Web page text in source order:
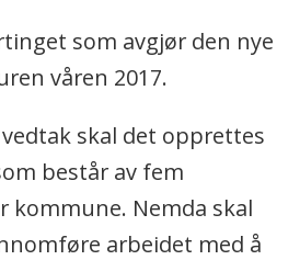
som avgjør den nye
våren 2017.
skal det opprettes
består av fem
kommune. Nemda skal
arbeidet med å